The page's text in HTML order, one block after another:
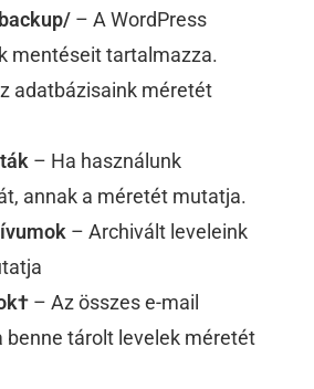
– A WordPress
mentéseit tartalmazza.
adatbázisaink méretét
– Ha használunk
annak a méretét mutatja.
– Archivált leveleink
– Az összes e-mail
benne tárolt levelek méretét